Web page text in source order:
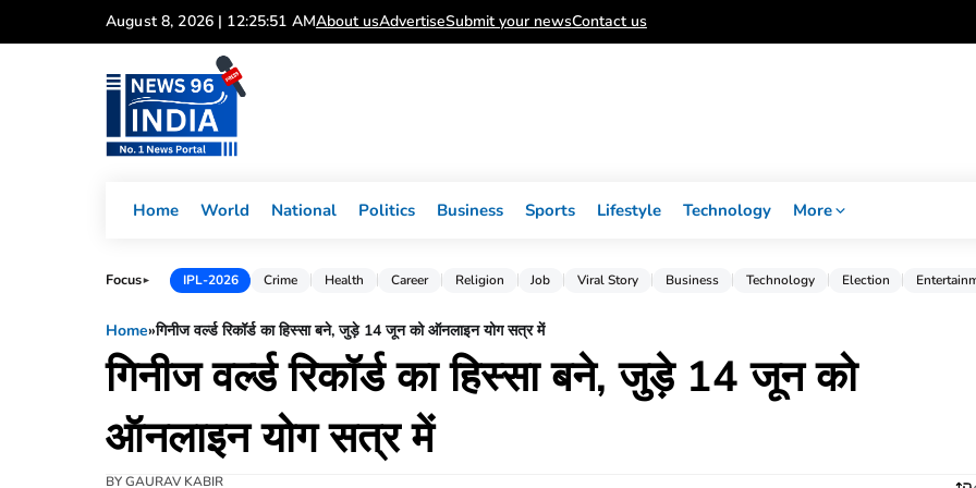
to
August 8, 2026 | 12:25:51 AMAbout usAdvertiseSubmit your newsContact us
Home World National Politics Business Sports Lifestyle Technology More
Focus► IPL-2026 Crime Health Career Religion Job Viral Story Business Technology Election
Home»गिनीज वर्ल्ड रिकॉर्ड का हिस्सा बने, जुड़े 14 जून को ऑनलाइन योग सत्र में
गिनीज वर्ल्ड रिकॉर्ड का हिस्सा बने, जुड़े 14 जून को
ऑनलाइन योग सत्र में
BYGAURAV KABIR